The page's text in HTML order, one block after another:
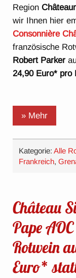
Region
wir Ihnen hier
Consonnière
französische
Robert Parker
24,90 Euro* pro
» Mehr
Kategorie:Alle
Frankreich,
Château
Pape
Rotwein
Euro*